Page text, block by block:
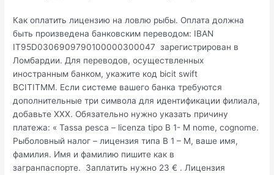
Как оплатить лицензию на ловлю рыбы. Оплата должна
быть произведена банковским переводом: IBAN
IT95D0306909790100000300047 зарегистрирован в
Ломбардии. Для переводов, осуществленных
иностранным банком, укажите код bicit swift
BCITITMM. Если системе вашего банка требуются
дополнительные три символа для идентификации филиала,
добавьте XXX. Обязательно нужно указать причину
платежа: « Tassa pesca – licenza tipo B 1- M nome, cognome.
Рыболовный налог – лицензия типа B 1 – М, ваше имя,
фамилия. Имя и фамилию пишите как в
загранпаспорте. Заплатить нужно 23 € . Лицензия